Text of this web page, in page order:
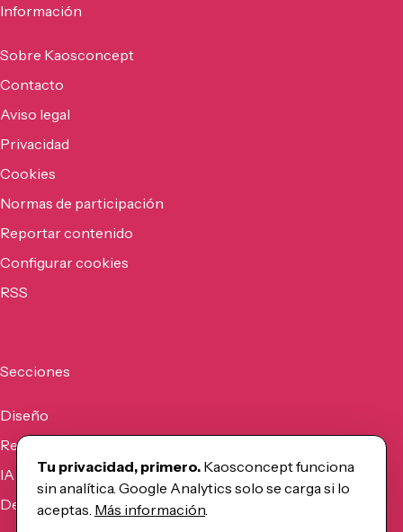
Información
Sobre Kaosconcept
Contacto
Aviso legal
Privacidad
Cookies
Normas de participación
Reportar contenido
Configurar cookies
RSS
Secciones
Diseño
Recursos
IA
Desarrollo
Tu privacidad, primero. Kaosconcept funciona
sin analítica. Google Analytics solo se carga si lo
aceptas. Más información.